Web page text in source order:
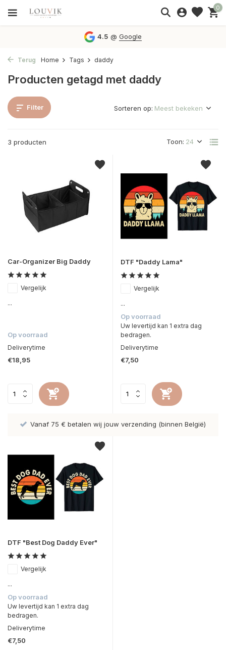
0
4.5 @Google
Terug Home Tags daddy
Producten getagd met daddy
Filter
3 producten Toon:
Sorteren op:
Car-Organizer Big Daddy
Vergelijk
...
Op voorraad
Deliverytime
€18,95
DTF "Daddy Lama"
Vergelijk
...
Op voorraad
Uw levertijd kan 1 extra dag
bedragen.
Deliverytime
€7,50
Vanaf 75 € betalen wij jouw verzending (binnen België)
DTF "Best Dog Daddy Ever"
Vergelijk
...
Op voorraad
Uw levertijd kan 1 extra dag
bedragen.
Deliverytime
€7,50